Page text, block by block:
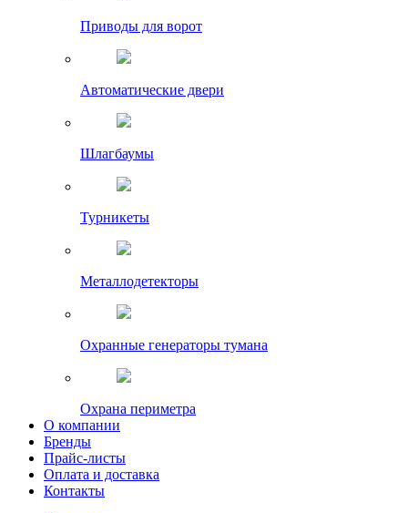
Приводы для ворот
Автоматические двери
Шлагбаумы
Турникеты
Металлодетекторы
Охранные генераторы тумана
Охрана периметра
О компании
Бренды
Прайс-листы
Оплата и доставка
Контакты